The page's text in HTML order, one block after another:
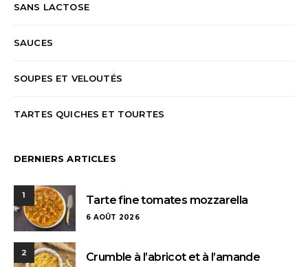
SANS LACTOSE
SAUCES
SOUPES ET VELOUTÉS
TARTES QUICHES ET TOURTES
DERNIERS ARTICLES
1 Tarte fine tomates mozzarella
6 AOÛT 2026
2 Crumble à l’abricot et à l’amande